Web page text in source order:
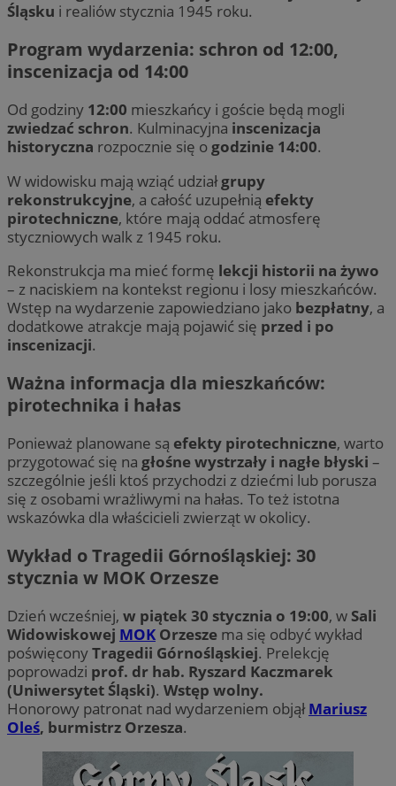
Śląsku i realiów stycznia 1945 roku.
Program wydarzenia: schron od 12:00,
inscenizacja od 14:00
Od godziny 12:00 mieszkańcy i goście będą mogli
zwiedzać schron. Kulminacyjna inscenizacja
historyczna rozpocznie się o godzinie 14:00.
W widowisku mają wziąć udziałgrupy
rekonstrukcyjne, a całość uzupełnią efekty
pirotechniczne, które mają oddać atmosferę
styczniowych walk z 1945 roku.
Rekonstrukcja ma mieć formę lekcji historii na żywo
– z naciskiem na kontekst regionu i losy mieszkańców.
Wstęp na wydarzenie zapowiedziano jako bezpłatny, a
dodatkowe atrakcje mają pojawić się przed i po
inscenizacji.
Ważna informacja dla mieszkańców:
pirotechnika i hałas
Ponieważ planowane są efekty pirotechniczne, warto
przygotować się na głośne wystrzały i nagłe błyski –
szczególnie jeśli ktoś przychodzi z dziećmi lub porusza
się z osobami wrażliwymi na hałas. To też istotna
wskazówka dla właścicieli zwierząt w okolicy.
Wykład o Tragedii Górnośląskiej: 30
stycznia w MOK Orzesze
Dzień wcześniej, w piątek 30 stycznia o 19:00, w Sali
Widowiskowej MOK Orzesze ma się odbyć wykład
poświęconyTragedii Górnośląskiej. Prelekcję
poprowadzi prof. dr hab. Ryszard Kaczmarek
(Uniwersytet Śląski). Wstęp wolny.
Honorowy patronat nad wydarzeniem objąłMariusz
Oleś, burmistrz Orzesza.